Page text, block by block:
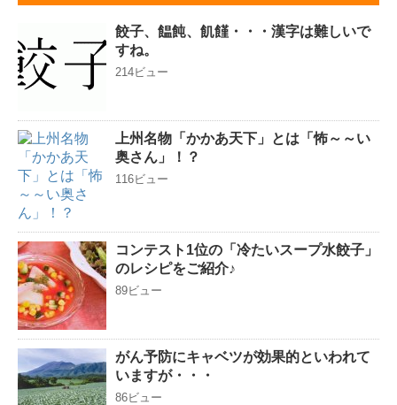
餃子、饂飩、飢饉・・・漢字は難しいで
すね。
214ビュー
上州名物「かかあ天下」とは「怖～～い
奥さん」！？
116ビュー
コンテスト1位の「冷たいスープ水餃子」
のレシピをご紹介♪
89ビュー
がん予防にキャベツが効果的といわれて
いますが・・・
86ビュー